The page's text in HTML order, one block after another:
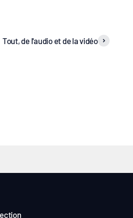
Tout, de l'audio et de la vidéo